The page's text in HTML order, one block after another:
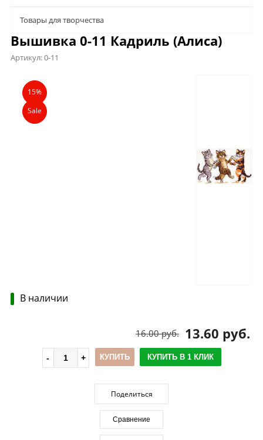
Товары для творчества
Вышивка 0-11 Кадриль (Алиса)
Артикул:0-11
Описание
15%
Sale
В наличии
13.60 руб.
16.00 руб.
КУПИТЬ КУПИТЬ В 1 КЛИК
Поделиться
Сравнение